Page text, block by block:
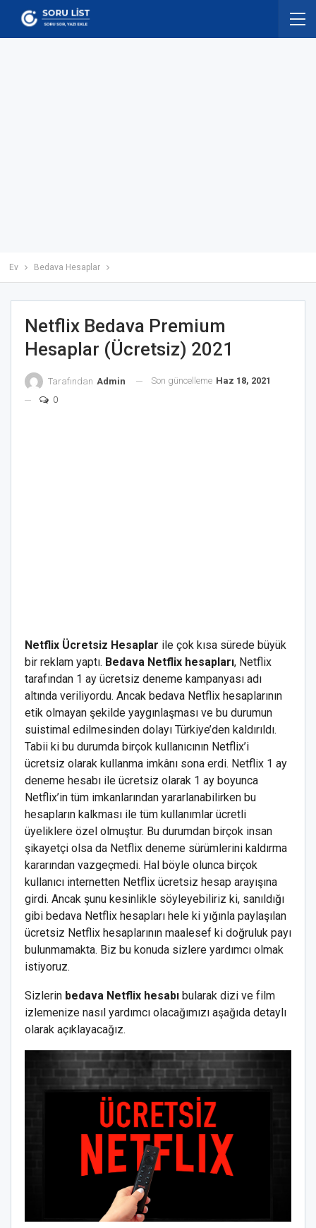
Ev Bedava Hesaplar
Netflix Bedava Premium
Hesaplar (Ücretsiz) 2021
Tarafından Admin Son güncelleme Haz 18, 2021
0
Netflix Ücretsiz Hesaplar ile çok kısa sürede büyük
bir reklam yaptı. Bedava Netflix hesapları, Netflix
tarafından 1 ay ücretsiz deneme kampanyası adı
altında veriliyordu. Ancak bedava Netflix hesaplarının
etik olmayan şekilde yaygınlaşması ve bu durumun
suistimal edilmesinden dolayı Türkiye’den kaldırıldı.
Tabii ki bu durumda birçok kullanıcının Netflix’i
ücretsiz olarak kullanma imkânı sona erdi. Netflix 1 ay
deneme hesabı ile ücretsiz olarak 1 ay boyunca
Netflix’in tüm imkanlarından yararlanabilirken bu
hesapların kalkması ile tüm kullanımlar ücretli
üyeliklere özel olmuştur. Bu durumdan birçok insan
şikayetçi olsa da Netflix deneme sürümlerini kaldırma
kararından vazgeçmedi. Hal böyle olunca birçok
kullanıcı internetten Netflix ücretsiz hesap arayışına
girdi. Ancak şunu kesinlikle söyleyebiliriz ki, sanıldığı
gibi bedava Netflix hesapları hele ki yığınla paylaşılan
ücretsiz Netflix hesaplarının maalesef ki doğruluk payı
bulunmamakta. Biz bu konuda sizlere yardımcı olmak
istiyoruz.
Sizlerin bedava Netflix hesabı bularak dizi ve film
izlemenize nasıl yardımcı olacağımızı aşağıda detaylı
olarak açıklayacağız.